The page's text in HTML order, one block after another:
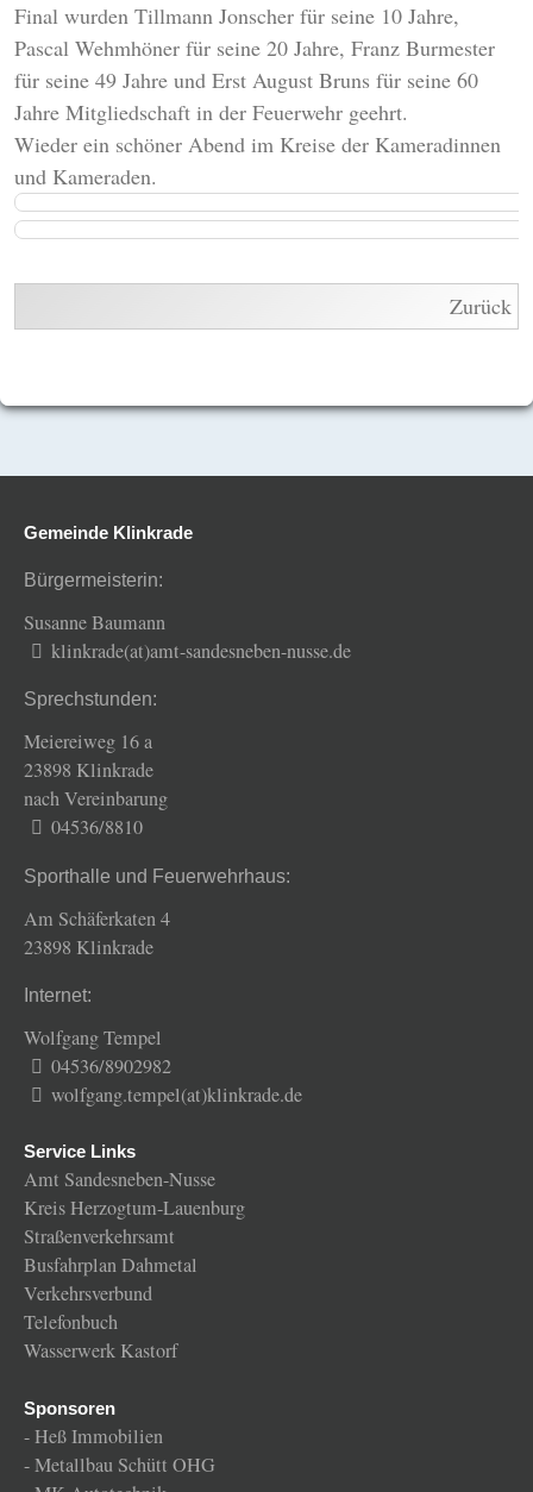
Final wurden Tillmann Jonscher für seine 10 Jahre,
Pascal Wehmhöner für seine 20 Jahre, Franz Burmester
für seine 49 Jahre und Erst August Bruns für seine 60
Jahre Mitgliedschaft in der Feuerwehr geehrt.
Wieder ein schöner Abend im Kreise der Kameradinnen
und Kameraden.
Zurück
Gemeinde Klinkrade
Bürgermeisterin:
Susanne Baumann
klinkrade(at)amt-sandesneben-nusse.de
Sprechstunden:
Meiereiweg 16 a
23898 Klinkrade
nach Vereinbarung
04536/8810
Sporthalle und Feuerwehrhaus:
Am Schäferkaten 4
23898 Klinkrade
Internet:
Wolfgang Tempel
04536/8902982
wolfgang.tempel(at)klinkrade.de
Service Links
Amt Sandesneben-Nusse
Kreis Herzogtum-Lauenburg
Straßenverkehrsamt
Busfahrplan Dahmetal
Verkehrsverbund
Telefonbuch
Wasserwerk Kastorf
Sponsoren
-Heß Immobilien
-Metallbau Schütt OHG